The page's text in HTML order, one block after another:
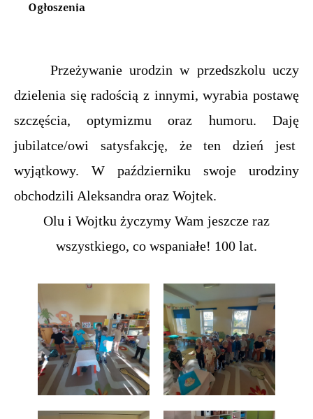
Ogłoszenia
Przeżywanie urodzin w przedszkolu uczy
dzielenia się radością z innymi, wyrabia postawę
szczęścia, optymizmu oraz humoru. Daję
jubilatce/owi satysfakcję, że ten dzień jest
wyjątkowy. W październiku swoje urodziny
obchodzili Aleksandra oraz Wojtek.
Olu i Wojtku życzymy Wam jeszcze raz
wszystkiego, co wspaniałe! 100 lat.